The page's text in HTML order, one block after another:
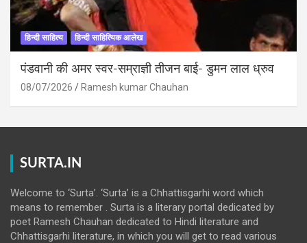
हिन्दी साहित्य हिन्दी साहित्यिक आलेख
पंडवानी की अमर स्वर-सम्राज्ञी तीजन बाई- डुमन लाल ध्रुव
08/07/2026 Ramesh kumar Chauhan
SURTA.IN
Welcome to ‘Surta’. ‘Surta’ is a Chhattisgarhi word which
means to remember . Surta is a literary portal dedicated by
poet Ramesh Chauhan dedicated to Hindi literature and
Chhattisgarhi literature, in which you will get to read various